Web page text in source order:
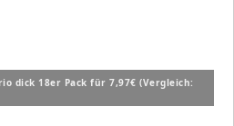
dick 18er Pack für 7,97€ (Vergleich: